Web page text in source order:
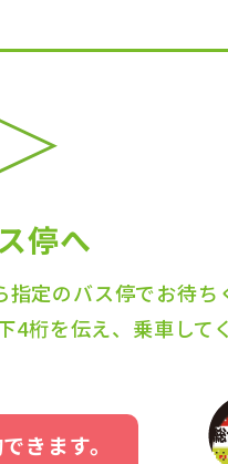
停へ
定のバス停でお待ち
桁を伝え、乗車して
きます。